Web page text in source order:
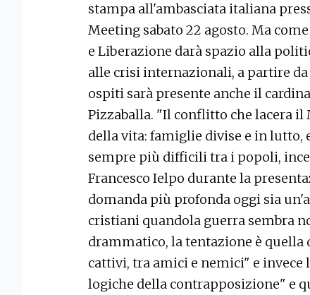
stampa all'ambasciata italiana
Meeting sabato 22 agosto. Ma
e Liberazione darà spazio alla
alle crisi internazionali, a partire
ospiti sarà presente anche il
Pizzaballa. "Il conflitto che lacera il
della vita: famiglie divise e in
sempre più difficili tra i popoli,
Francesco Ielpo durante la
domanda più profonda oggi sia
cristiani quandola guerra sembra
drammatico, la tentazione è
cattivi, tra amici e nemici" e invece
logiche della contrapposizione" e